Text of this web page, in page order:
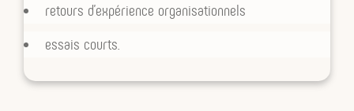
retours d’expérience organisationnels
essais courts.